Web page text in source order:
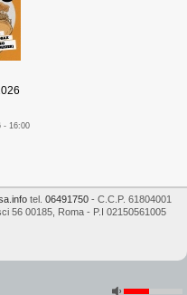
- 16:00
tel. 06491750- C.C.P. 61804001
56 00185 Roma - P.I 02150561005